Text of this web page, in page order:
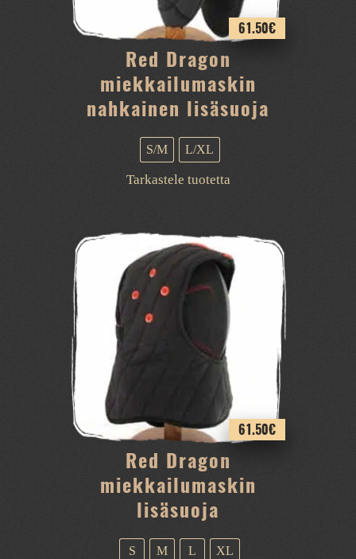
Red Dragon
miekkailumaskin
nahkainen lisäsuoja
61.50€
S/M L/XL
Tarkastele tuotettaTällä
useampi
muunnelma.
Voit
tehdä
valinnat
sivulla.
Red Dragon
miekkailumaskin
lisäsuoja
61.50€
S M L XL